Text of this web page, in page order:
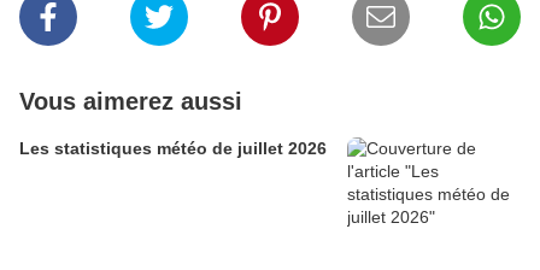
Vous aimerez aussi
Les statistiques météo de juillet 2026